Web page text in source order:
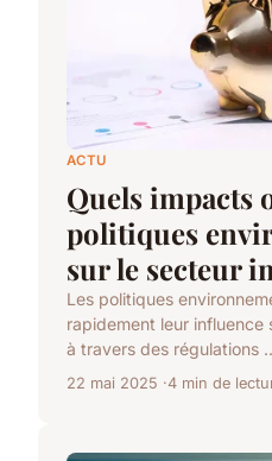
ACTU
Quels impacts
politiques
sur le secteur
Les politiques
rapidement leur influence
à travers des régulations
22 mai 2025 4 min de